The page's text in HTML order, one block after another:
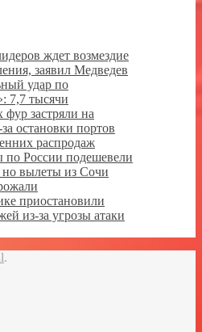
ждет возмездие
заявил Медведев
удар по
7,7 тысячи
фур застряли на
остановки портов
распродаж
по России подешевели
но вылеты из Сочи
приостановили
из-за угрозы атаки
.